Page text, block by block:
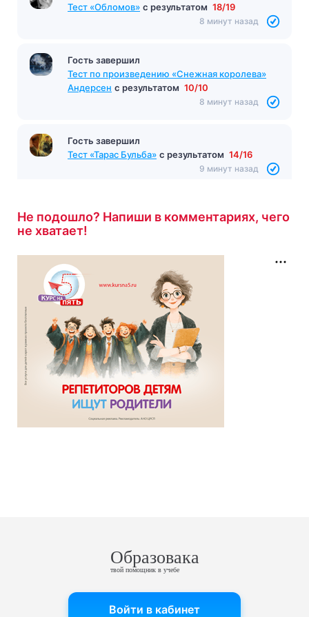
Тест «Обломов» с результатом 18/19
8 минут назад
Гость завершил
Тест по произведению «Снежная королева»
Андерсен с результатом 10/10
8 минут назад
Гость завершил
Тест «Тарас Бульба» с результатом 14/16
9 минут назад
Не подошло? Напиши в комментариях, чего
не хватает!
Образовака
твой помощник в учебе
Войти в кабинет